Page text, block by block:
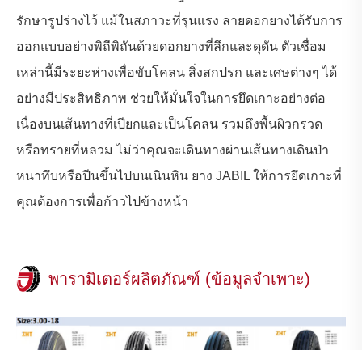
รักษารูปร่างไว้ แม้ในสภาวะที่รุนแรง ลายดอกยางได้รับการ
ออกแบบอย่างพิถีพิถันด้วยดอกยางที่ลึกและดุดัน ตัวเชื่อม
เหล่านี้มีระยะห่างเพื่อขับโคลน สิ่งสกปรก และเศษต่างๆ ได้
อย่างมีประสิทธิภาพ ช่วยให้มั่นใจในการยึดเกาะอย่างต่อ
เนื่องบนเส้นทางที่เปียกและเป็นโคลน รวมถึงพื้นผิวกรวด
หรือทรายที่หลวม ไม่ว่าคุณจะเดินทางผ่านเส้นทางเดินป่า
หนาทึบหรือปีนขึ้นไปบนเนินหิน ยาง JABIL ให้การยึดเกาะที่
คุณต้องการเพื่อก้าวไปข้างหน้า
พารามิเตอร์ผลิตภัณฑ์ (ข้อมูลจำเพาะ)